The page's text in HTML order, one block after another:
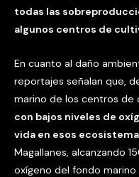
todas las
algunos centros de
En cuanto al daño
reportajes señalan que,
marino de los centros de
con bajos niveles de
vida en esos
Magallanes, alcanzando
oxígeno del fondo